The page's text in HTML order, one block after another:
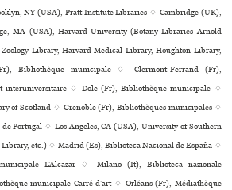
NY (USA), Pratt Institute Libraries ♢ Cambridge (UK),
MA (USA), Harvard University (Botany Libraries Arnold
Library, Harvard Medical Library, Houghton Library,
Bibliothèque muni­ci­pale ♢ Clermont-Ferrand (Fr),
inte­ru­ni­ver­si­taire ♢ Dole (Fr), Bibliothèque muni­ci­pale ♢
of Scotland ♢ Grenoble (Fr), Bibliothèques muni­ci­pa­les ♢
Portugal ♢ Los Angeles, CA (USA), University of Southern
etc.) ♢ Madrid (Es), Biblioteca Nacional de España ♢
L’Alcazar ♢ Milano (It), Biblioteca nazio­nale
muni­ci­pale Carré d’art ♢ Orléans (Fr), Médiathèque